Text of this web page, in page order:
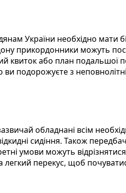
України необхідно
прикордонники можуть
або план подальшої
подорожуєте з
обладнані всім
сидіння. Також
умови можуть
перекус, щоб